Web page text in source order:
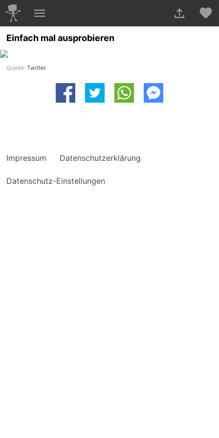
Einfach mal ausprobieren
Quelle:Twitter
Impressum Datenschutzerklärung
Datenschutz-Einstellungen